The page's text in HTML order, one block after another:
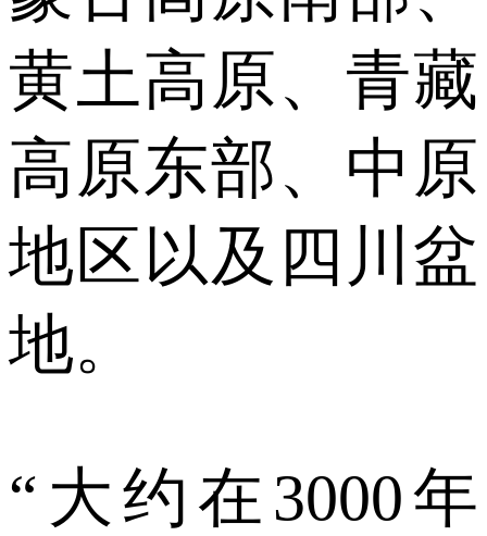
黄土高原、青藏
高原东部、中原
地区以及四川盆
地。
“大约在3000年